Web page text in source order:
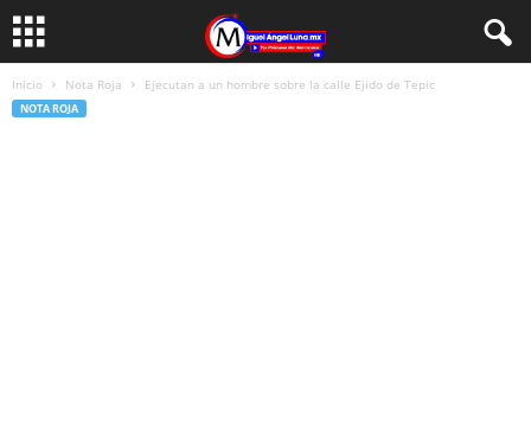
Inicio Nota Roja Ejecutan a un hombre sobre la calle Ejido de Tepic
NOTA ROJA